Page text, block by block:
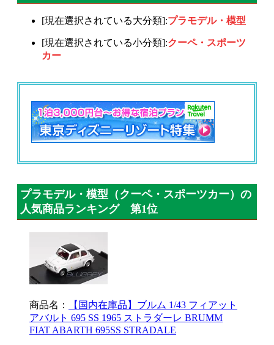
[現在選択されている大分類]:プラモデル・模型
[現在選択されている小分類]:クーペ・スポーツ
カー
プラモデル・模型（クーペ・スポーツカー）の
人気商品ランキング 第1位
商品名：
【国内在庫品】ブルム 1/43 フィアット
アバルト 695 SS 1965 ストラダーレ BRUMM
FIAT ABARTH 695SS STRADALE